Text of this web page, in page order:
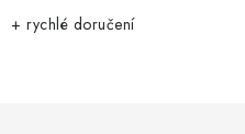
+ rychlé doručení